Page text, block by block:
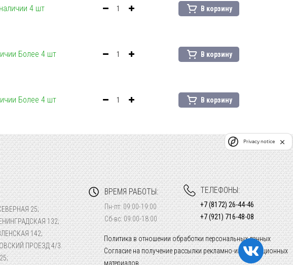
4 шт В корзину
Более 4 шт В корзину
Более 4 шт В корзину
25;
132;
142;
ПРОЕЗД 4/3.
ВРЕМЯ РАБОТЫ:
Пн-пт: 09:00-19:00
Сб-вс: 09:00-18:00
Политика в отношении обработки персональных данных
Согласие на получение рассылки рекламно-информационных
материалов
ТЕЛЕФОНЫ:
+7 (8172) 26-44-46
+7 (921) 716-48-08
Privacy notice